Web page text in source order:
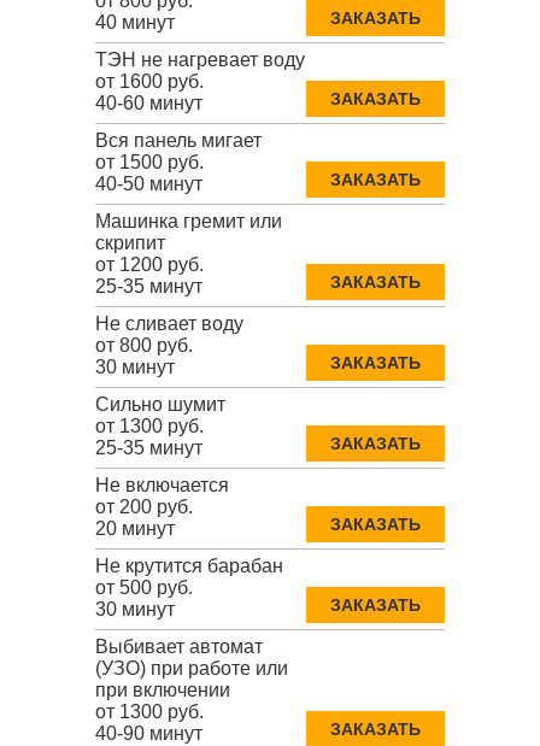
40 минут
ЗАКАЗАТЬ
ТЭН не нагревает воду
от 1600 руб.
40-60 минут
ЗАКАЗАТЬ
Вся панель мигает
от 1500 руб.
40-50 минут
ЗАКАЗАТЬ
Машинка гремит или
скрипит
от 1200 руб.
25-35 минут
ЗАКАЗАТЬ
Не сливает воду
от 800 руб.
30 минут
ЗАКАЗАТЬ
Сильно шумит
от 1300 руб.
25-35 минут
ЗАКАЗАТЬ
Не включается
от 200 руб.
20 минут
ЗАКАЗАТЬ
Не крутится барабан
от 500 руб.
30 минут
ЗАКАЗАТЬ
Выбивает автомат
(УЗО) при работе или
при включении
от 1300 руб.
40-90 минут
ЗАКАЗАТЬ